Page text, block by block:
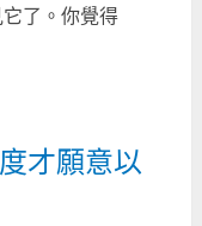
了。你覺得
才願意以